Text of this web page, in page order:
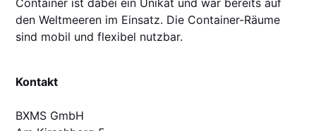
Container ist dabei ein Unikat und war bereits auf
den Weltmeeren im Einsatz. Die Container-Räume
sind mobil und flexibel nutzbar.
Kontakt
BXMS GmbH